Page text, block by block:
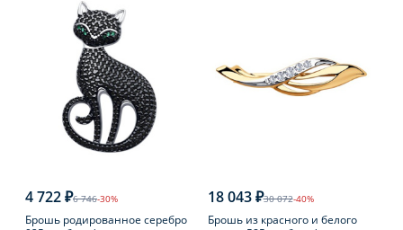
4 722 ₽6 746-30%
Брошь родированное серебро
18 043 ₽30 072-40%
Брошь из красного и белого